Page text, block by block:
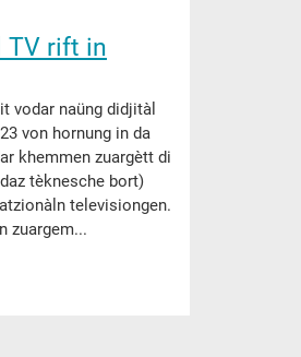
TV rift in
vodar naüng didjitàl
von hornung in da
khemmen zuargètt di
tèknesche bort)
televisiongen.
zuargem...